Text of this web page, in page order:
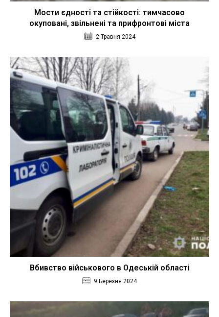
Мости єдності та стійкості: тимчасово
окуповані, звільнені та прифронтові міста
2 Травня 2024
Вбивство військового в Одеській області
9 Березня 2024